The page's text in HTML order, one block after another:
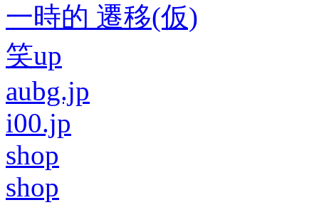
一時的 遷移(仮)
笑up
aubg.jp
i00.jp
shop
shop